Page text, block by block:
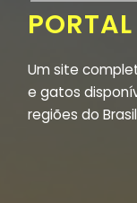
Um site
e gatos
regiões do